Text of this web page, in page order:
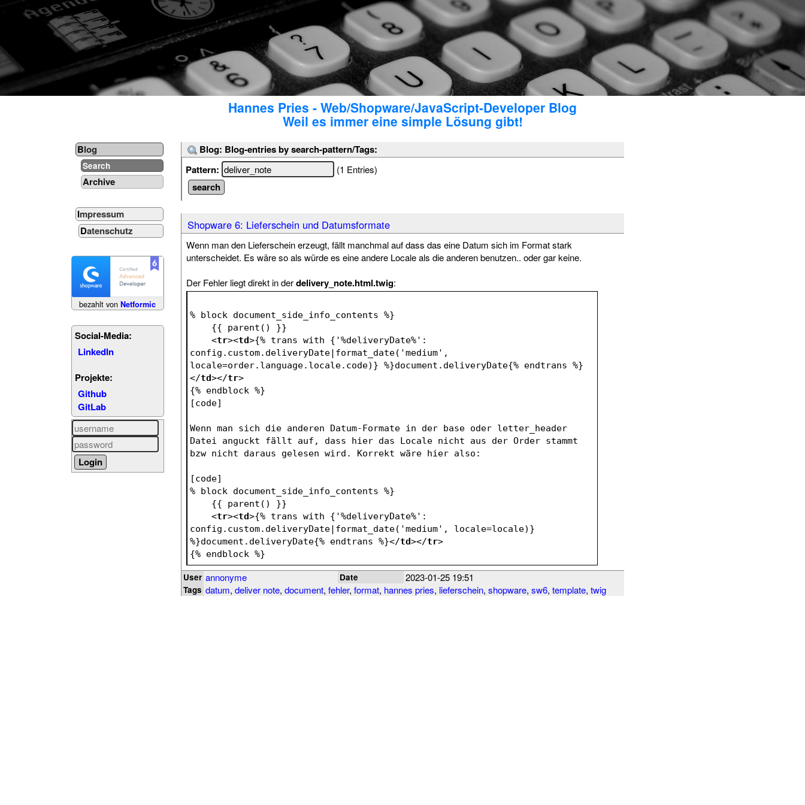
Hannes Pries - Web/Shopware/JavaScript-Developer Blog
Weil es immer eine simple Lösung gibt!
Blog
Search
Archive
Impressum
Datenschutz
bezahlt vonNetformic
Social-Media:
LinkedIn
Projekte:
Github
GitLab
Blog: Blog-entries by search-pattern/Tags:
Pattern:
(1 Entries)
Shopware 6: Lieferschein und Datumsformate
Wenn man den Lieferschein erzeugt, fällt manchmal auf dass das eine Datum sich im Format stark
unterscheidet. Es wäre so als würde es eine andere Locale als die anderen benutzen.. oder gar keine.
Der Fehler liegt direkt in derdelivery_note.html.twig:
% block document_side_info_contents %}
    {{ parent() }}
<tr><td>{% trans with {'%deliveryDate%':
config.custom.deliveryDate|format_date('medium',
locale=order.language.locale.code)} %}document.deliveryDate{% endtrans %}
</td></tr>
{% endblock %}
[code]
Wenn man sich die anderen Datum-Formate in der base oder letter_header
Datei anguckt fällt auf, dass hier das Locale nicht aus der Order stammt
bzw nicht daraus gelesen wird. Korrekt wäre hier also:
[code]
% block document_side_info_contents %}
    {{ parent() }}
<tr><td>{% trans with {'%deliveryDate%':
config.custom.deliveryDate|format_date('medium', locale=locale)}
%}document.deliveryDate{% endtrans %}</td></tr>
{% endblock %}
User annonyme Date 2023-01-25 19:51
Tags datum, deliver note, document, fehler, format, hannes pries, lieferschein, shopware, sw6, template, twig